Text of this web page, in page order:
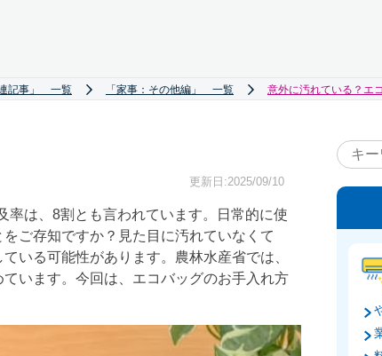
連記事」 一覧 「家事：その他編」 一覧 意外に汚れている？エ
更新日:2025/09/10
率は、8割とも言われています。日常的に使
ご存知ですか？見た目に汚れていなくて
いる可能性があります。農林水産省では、
います。今回は、エコバッグのお手入れ方